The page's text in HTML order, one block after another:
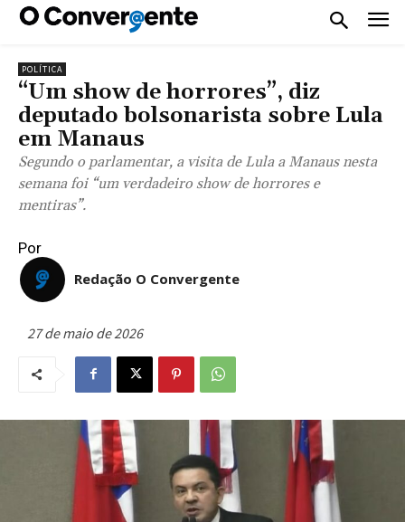
POLÍTICA
“Um show de horrores”, diz
deputado bolsonarista sobre Lula
em Manaus
Segundo o parlamentar, a visita de Lula a Manaus nesta
semana foi “um verdadeiro show de horrores e
mentiras”.
Por
Redação O Convergente
27 de maio de 2026